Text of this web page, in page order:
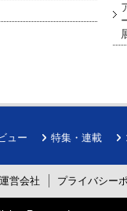
ュー 特集・連載
運営会社 プライバシー